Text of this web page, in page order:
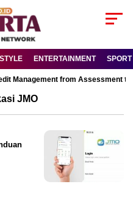
ENTERTAINMENT SPORT
Management from Assessment
JMO